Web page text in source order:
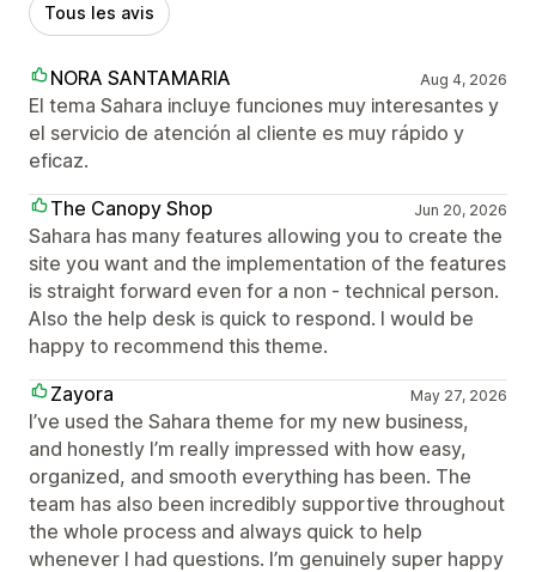
Tous les avis
NORA SANTAMARIA Aug 4, 2026
El tema Sahara incluye funciones muy interesantes y
el servicio de atención al cliente es muy rápido y
eficaz.
The Canopy Shop
Jun 20, 2026
Sahara has many features allowing you to create the
site you want and the implementation of the features
is straight forward even for a non - technical person.
Also the help desk is quick to respond. I would be
happy to recommend this theme.
Zayora
May 27, 2026
I’ve used the Sahara theme for my new business,
and honestly I’m really impressed with how easy,
organized, and smooth everything has been. The
team has also been incredibly supportive throughout
the whole process and always quick to help
whenever I had questions. I’m genuinely super happy